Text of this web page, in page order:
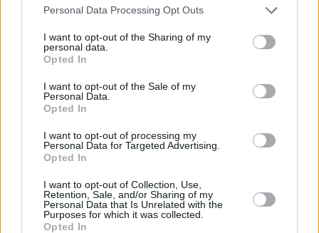
Please note that this website/app uses one or more Google
not limited to your visit or usage behaviour. You may click to
grant or deny consent to Google and its third-party tags to
use your data for below specified purposes in below Google
consent section.
Personal Data Processing Opt Outs
I want to opt-out of the Sharing of my
personal data.
Opted In
I want to opt-out of the Sale of my
Personal Data.
Opted In
I want to opt-out of processing my
Personal Data for Targeted Advertising.
Opted In
I want to opt-out of Collection, Use,
Retention, Sale, and/or Sharing of my
Personal Data that Is Unrelated with the
Purposes for which it was collected.
Opted In